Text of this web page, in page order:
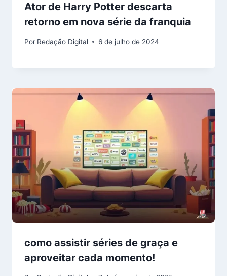
Ator de Harry Potter descarta
retorno em nova série da franquia
Por Redação Digital 6 de julho de 2024
como assistir séries de graça e
aproveitar cada momento!